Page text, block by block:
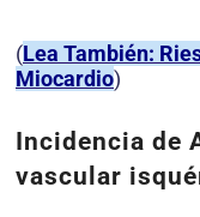
(Lea También:
Miocardio)
Incidencia de
vascular